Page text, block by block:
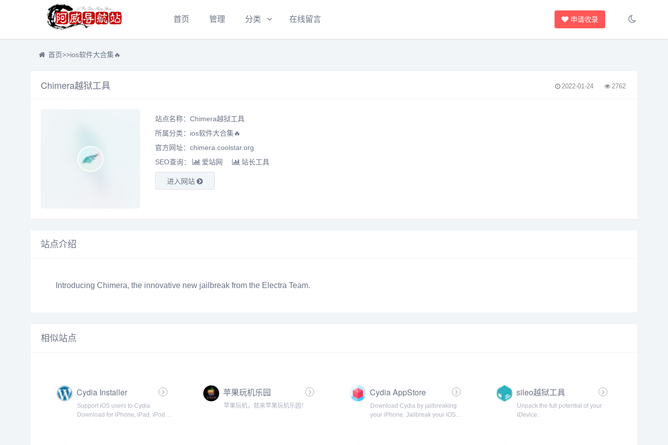
首页 管理 分类 在线留言 申请收录
首页>>ios软件大合集🔥
Chimera越狱工具 2022-01-24 2762
站点名称：Chimera越狱工具
所属分类： ios软件大合集🔥
官方网址：chimera.coolstar.org
SEO查询：
爱站网 站长工具
进入网站
站点介绍
Introducing Chimera, the innovative new jailbreak from the Electra Team.
相似站点
Cydia Installer
Support iOS users to Cydia
Download for iPhone, iPad, iPod.
苹果玩机乐园
苹果玩机，就来苹果玩机乐园！
Cydia AppStore
Download Cydia by jailbreaking
your iPhone. Jailbreak your iOS
sileo越狱工具
Unpack the full potential of your
iDevice.